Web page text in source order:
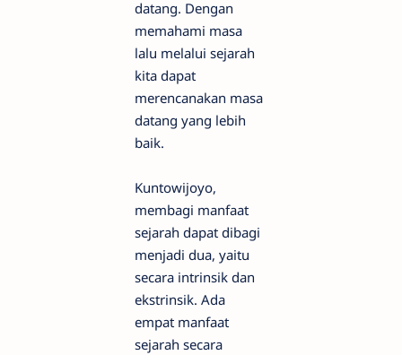
datang. Dengan
memahami masa
lalu melalui sejarah
kita dapat
merencanakan masa
datang yang lebih
baik.
Kuntowijoyo,
membagi manfaat
sejarah dapat dibagi
menjadi dua, yaitu
secara intrinsik dan
ekstrinsik. Ada
empat manfaat
sejarah secara